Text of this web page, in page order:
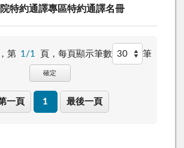
特約通譯專區特約通譯名冊
第 1/1 頁， 每頁顯示筆數 筆
確定
一頁 1 最後一頁